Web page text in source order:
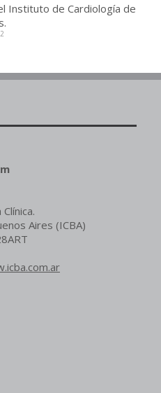
Instituto de Cardiología de
Aires (ICBA)